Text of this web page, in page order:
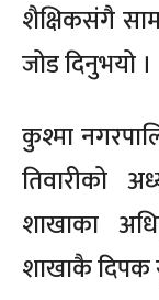
शैक्षिकसंगै
जोड दिनुभयो ।
कुश्मा
तिवारीको
शाखाका
शाखाकै दिपक